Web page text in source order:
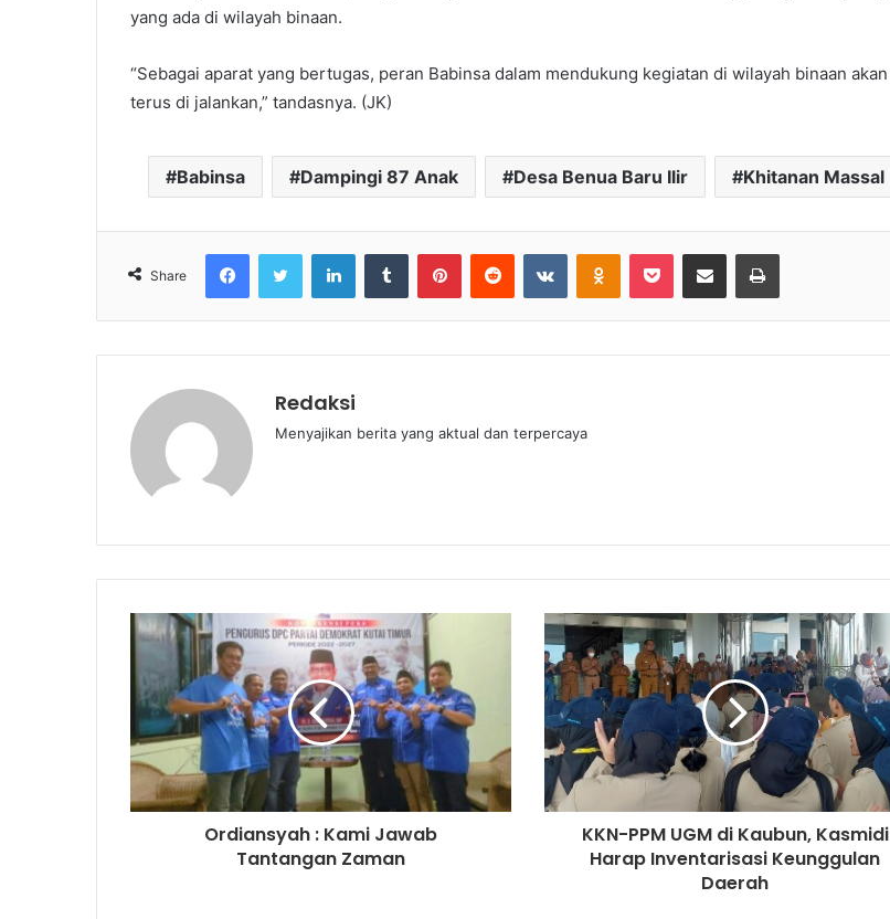
yang ada di wilayah binaan.
“Sebagai aparat yang bertugas, peran Babinsa dalam mendukung kegiatan di wilayah binaan akan
terus di jalankan,” tandasnya. (JK)
Babinsa Dampingi 87 Anak Desa Benua Baru Ilir Khitanan Massal
Share
FacebookTwitter LinkedInTumblr PinterestReddit VKontakteOdnoklassniki
Pocket Share via Email Print
Redaksi
Menyajikan berita yang aktual dan terpercaya
Ordiansyah : Kami Jawab
Tantangan Zaman
KKN-PPM UGM di Kaubun, Kasmidi
Harap Inventarisasi Keunggulan
Daerah